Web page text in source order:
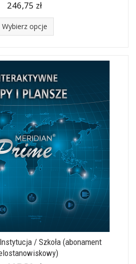
246,75 zł
Wybierz opcje
/ Szkoła (abonament